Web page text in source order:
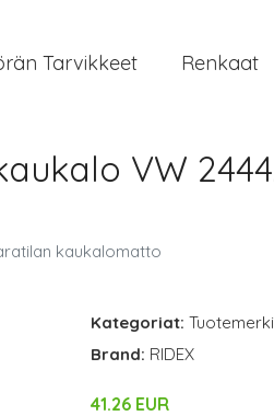
Tarvikkeet Renkaat
VW
kaukalomatto
Kategoriat:
Brand: RIDEX
41.26 EUR